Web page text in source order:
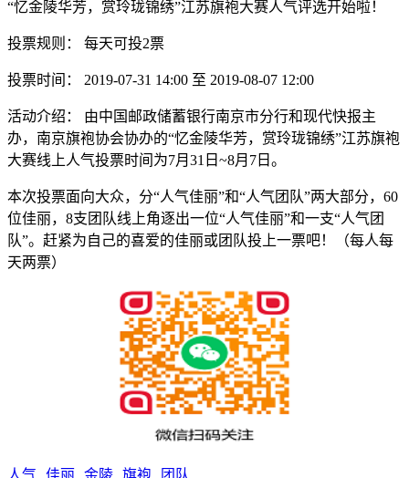
“忆金陵华芳，赏玲珑锦绣”江苏旗袍大赛人气评选开始啦！
投票规则： 每天可投2票
投票时间： 2019-07-31 14:00 至 2019-08-07 12:00
活动介绍： 由中国邮政储蓄银行南京市分行和现代快报主
办，南京旗袍协会协办的“忆金陵华芳，赏玲珑锦绣”江苏旗袍
大赛线上人气投票时间为7月31日~8月7日。
本次投票面向大众，分“人气佳丽”和“人气团队”两大部分，60
位佳丽，8支团队线上角逐出一位“人气佳丽”和一支“人气团
队”。赶紧为自己的喜爱的佳丽或团队投上一票吧！（每人每
天两票）
人气 佳丽 金陵 旗袍 团队